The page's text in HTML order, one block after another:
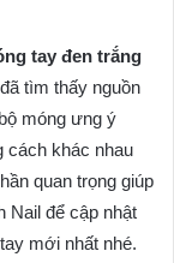
tay đen trắng
tìm thấy nguồn
móng ưng ý
cách khác nhau
quan trọng giúp
Nail để cập nhật
mới nhất nhé.